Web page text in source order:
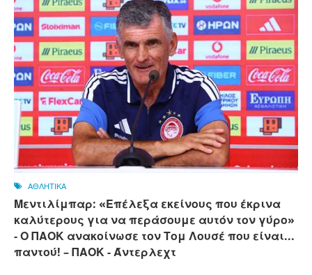
ΑΘΛΗΤΙΚΑ
Μεντιλίμπαρ: «Επέλεξα εκείνους που έκρινα
καλύτερους για να περάσουμε αυτόν τον γύρο»
- Ο ΠΑΟΚ ανακοίνωσε τον Τομ Λουσέ που είναι...
παντού! – ΠΑΟΚ - Άντερλεχτ